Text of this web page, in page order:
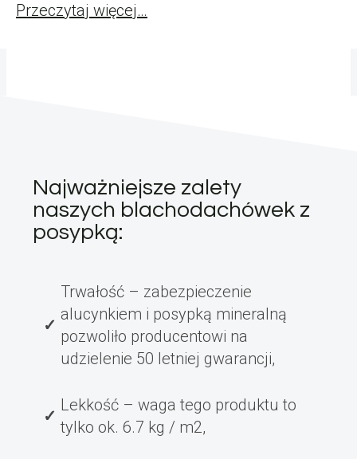
Przeczytaj więcej…
Najważniejsze zalety
naszych blachodachówek z
posypką:
Trwałość – zabezpieczenie
alucynkiem i posypką mineralną
pozwoliło producentowi na
udzielenie 50 letniej gwarancji,
Lekkość – waga tego produktu to
tylko ok. 6.7 kg / m2,